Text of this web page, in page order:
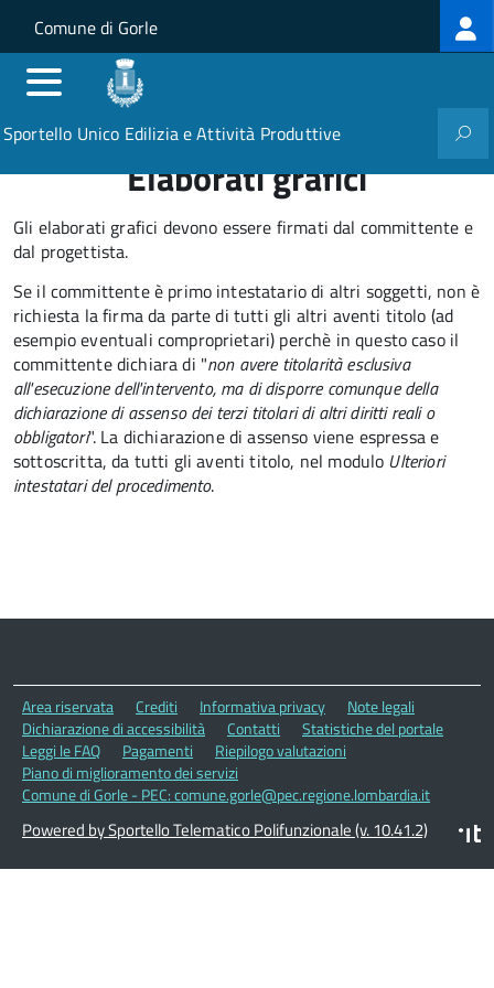
Salta al contenuto principale
Skip to site navigation
Comune di Gorle
Sportello Unico Edilizia e Attività Produttive
Elaborati grafici
Gli elaborati grafici devono essere firmati dal committente e
dal progettista.
Se il committente è primo intestatario di altri soggetti, non è
richiesta la firma da parte di tutti gli altri aventi titolo (ad
esempio eventuali comproprietari) perchè in questo caso il
committente dichiara di "non avere titolarità esclusiva
all'esecuzione dell'intervento, ma di disporre comunque della
dichiarazione di assenso dei terzi titolari di altri diritti reali o
obbligatori". La dichiarazione di assenso viene espressa e
sottoscritta, da tutti gli aventi titolo, nel modulo Ulteriori
intestatari del procedimento.
Area riservata Crediti Informativa privacy
Note legali
Dichiarazione di accessibilità
Contatti
Statistiche del portale
Leggi le FAQ
Pagamenti
Riepilogo valutazioni
Piano di miglioramento dei servizi
Comune di Gorle - PEC: comune.gorle@pec.regione.lombardia.it
Powered by Sportello Telematico Polifunzionale (v. 10.41.2)